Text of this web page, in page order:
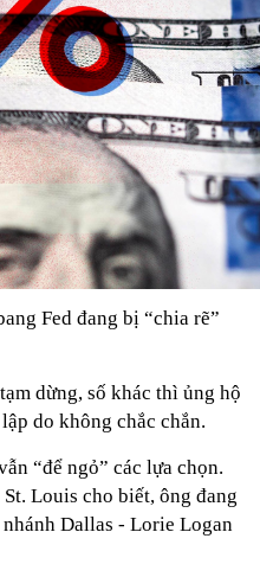
Fed đang bị “chia rẽ”
dừng, số khác thì ủng hộ
do không chắc chắn.
“để ngỏ” các lựa chọn.
Louis cho biết, ông đang
Dallas - Lorie Logan